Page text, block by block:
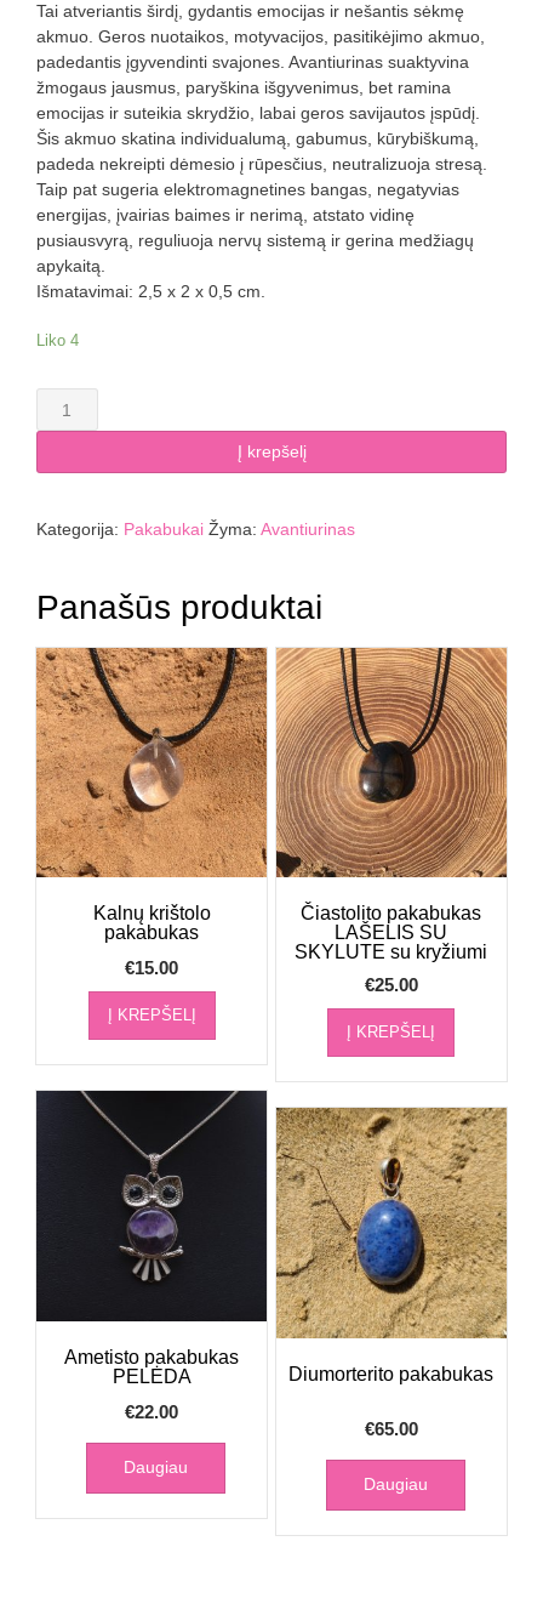
Tai atveriantis širdį, gydantis emocijas ir nešantis sėkmę
akmuo. Geros nuotaikos, motyvacijos, pasitikėjimo akmuo,
padedantis įgyvendinti svajones. Avantiurinas suaktyvina
žmogaus jausmus, paryškina išgyvenimus, bet ramina
emocijas ir suteikia skrydžio, labai geros savijautos įspūdį.
Šis akmuo skatina individualumą, gabumus, kūrybiškumą,
padeda nekreipti dėmesio į rūpesčius, neutralizuoja stresą.
Taip pat sugeria elektromagnetines bangas, negatyvias
energijas, įvairias baimes ir nerimą, atstato vidinę
pusiausvyrą, reguliuoja nervų sistemą ir gerina medžiagų
apykaitą.
Išmatavimai: 2,5 x 2 x 0,5 cm.
Liko 4
produkto
kiekis:
pakabukas
Į krepšelį
Kategorija: Pakabukai Žyma: Avantiurinas
Panašūs produktai
Kalnų krištolo
pakabukas
€15.00
Į KREPŠELĮ
Čiastolito pakabukas
LAŠELIS SU
SKYLUTE su kryžiumi
€25.00
Į KREPŠELĮ
Ametisto pakabukas
PELĖDA
€22.00
Daugiau
Diumorterito pakabukas
€65.00
Daugiau